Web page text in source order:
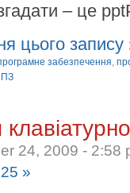
– це
цього запису
забезпечення,
ПЗ
24, 2009 - 2:58
»